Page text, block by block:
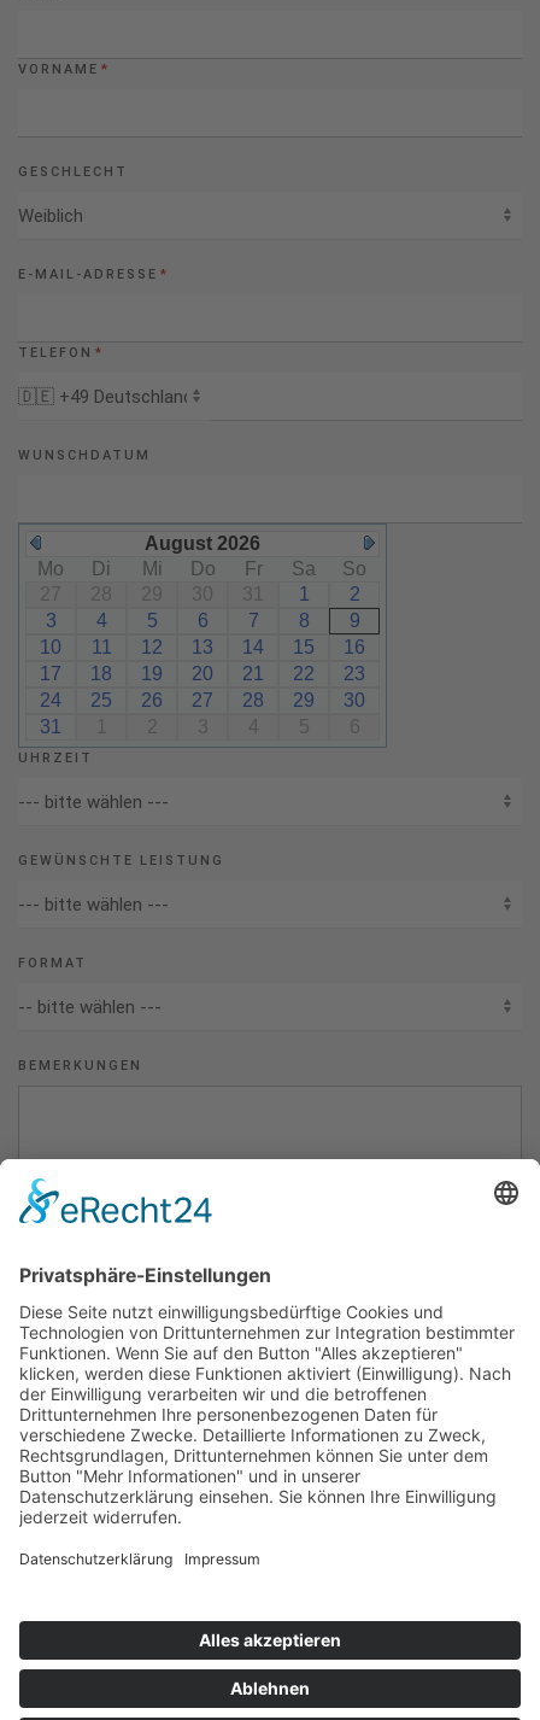
VORNAME *
GESCHLECHT
E-MAIL-ADRESSE *
TELEFON *
WUNSCHDATUM
August 2026
Mo
Di Mi Do Fr Sa
So
27
28 29 30 31 1
2
3
4 5 6 7 8
9
10
11 12 13 14 15
16
17
18 19 20 21 22
23
24
25 26 27 28 29
30
31
2 3 4 5 6
UHRZEIT
GEWÜNSCHTE LEISTUNG
FORMAT
BEMERKUNGEN
unsere Datenschutzerklärung gelesen hast und dich damit
einverstanden erklärst. Diese Einwilligung kann jederzeit
widerrufen werden.
ANFRAGE SENDEN
Impressum Datenschutz
Termin